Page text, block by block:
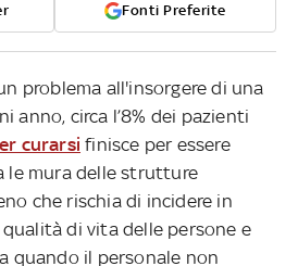
Fonti Preferite
problema all'insorgere di una
anno, circa l’8% dei pazienti
curarsi finisce per essere
mura delle strutture
che rischia di incidere in
di vita delle persone e
quando il personale non